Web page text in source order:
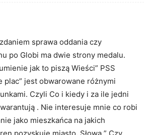
sprawa oddania czy
po Globi ma dwie strony medalu.
jak to piszą Wieści” PSS
plac” jest obwarowane różnymi
Czyli Co i kiedy i za ile jedni
. Nie interesuje mnie co robi
jako mieszkańca na jakich